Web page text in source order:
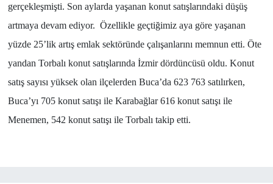
gerçekleşmişti. Son aylarda yaşanan konut satışlarındaki düşüş
artmaya devam ediyor. Özellikle geçtiğimiz aya göre yaşanan
yüzde 25’lik artış emlak sektöründe çalışanlarını memnun etti. Öte
yandan Torbalı konut satışlarında İzmir dördüncüsü oldu. Konut
satış sayısı yüksek olan ilçelerden Buca’da 623 763 satılırken,
Buca’yı 705 konut satışı ile Karabağlar 616 konut satışı ile
Menemen, 542 konut satışı ile Torbalı takip etti.